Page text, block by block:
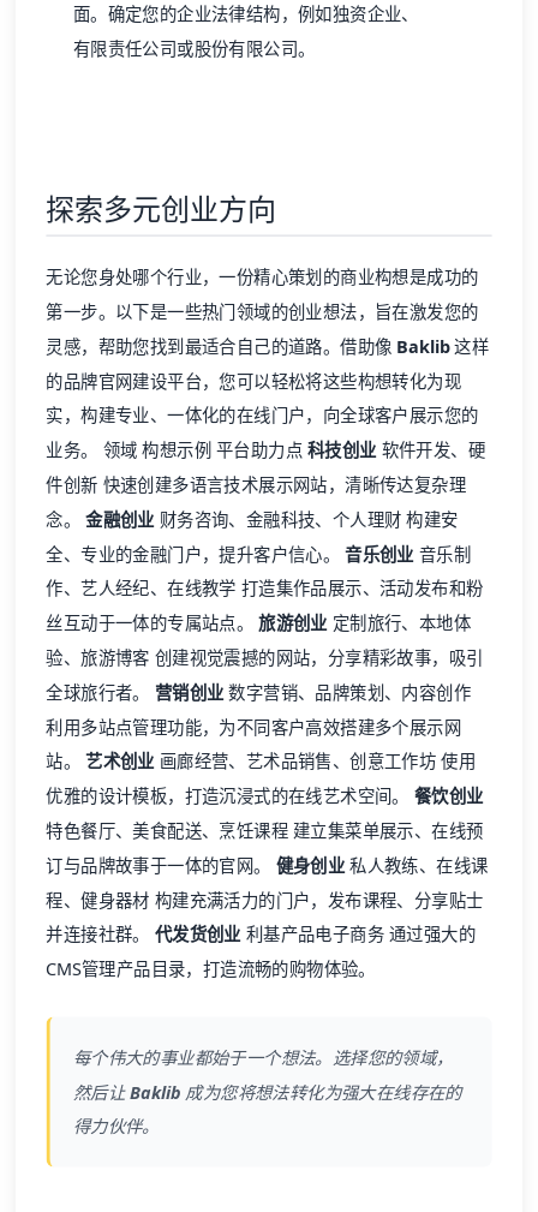
面。确定您的企业法律结构，例如独资企业、
有限责任公司或股份有限公司。
探索多元创业方向
无论您身处哪个行业，一份精心策划的商业构想是成功的
第一步。以下是一些热门领域的创业想法，旨在激发您的
灵感，帮助您找到最适合自己的道路。借助像 Baklib这样
的品牌官网建设平台，您可以轻松将这些构想转化为现
实，构建专业、一体化的在线门户，向全球客户展示您的
业务。 领域 构想示例 平台助力点科技创业 软件开发、硬
件创新 快速创建多语言技术展示网站，清晰传达复杂理
念。金融创业 财务咨询、金融科技、个人理财 构建安
全、专业的金融门户，提升客户信心。音乐创业 音乐制
作、艺人经纪、在线教学 打造集作品展示、活动发布和粉
丝互动于一体的专属站点。旅游创业 定制旅行、本地体
验、旅游博客 创建视觉震撼的网站，分享精彩故事，吸引
全球旅行者。 营销创业 数字营销、品牌策划、内容创作
利用多站点管理功能，为不同客户高效搭建多个展示网
站。艺术创业 画廊经营、艺术品销售、创意工作坊 使用
优雅的设计模板，打造沉浸式的在线艺术空间。 餐饮创业
特色餐厅、美食配送、烹饪课程 建立集菜单展示、在线预
订与品牌故事于一体的官网。 健身创业 私人教练、在线课
程、健身器材 构建充满活力的门户，发布课程、分享贴士
并连接社群。 代发货创业 利基产品电子商务 通过强大的
CMS管理产品目录，打造流畅的购物体验。
每个伟大的事业都始于一个想法。选择您的领域，
然后让Baklib 成为您将想法转化为强大在线存在的
得力伙伴。